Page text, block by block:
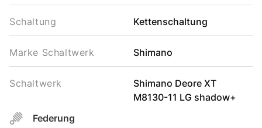
Schaltung Kettenschaltung
Marke Schaltwerk Shimano
Schaltwerk
Shimano Deore XT
M8130-11 LG shadow+
Federung